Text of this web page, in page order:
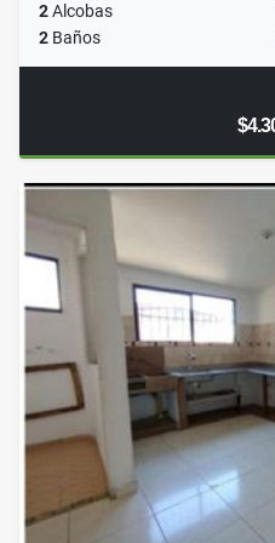
2Alcobas
2 Baños